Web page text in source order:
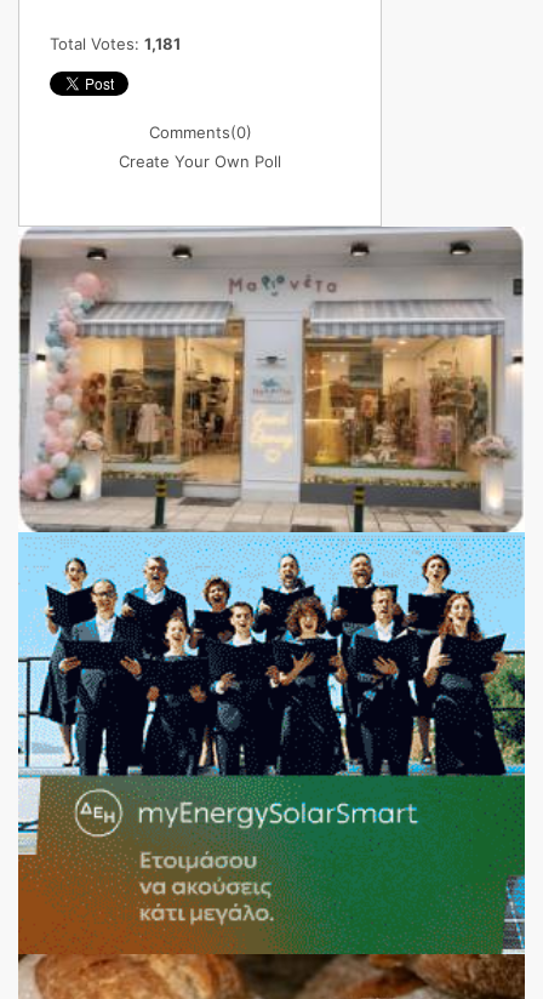
Total Votes: 1,181
Comments(0)
Create Your Own Poll